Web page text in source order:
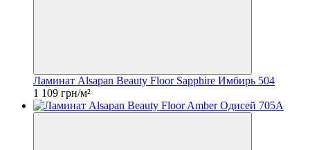
Ламинат Alsapan Beauty Floor Sapphire Имбирь 504
1 109 грн/м²